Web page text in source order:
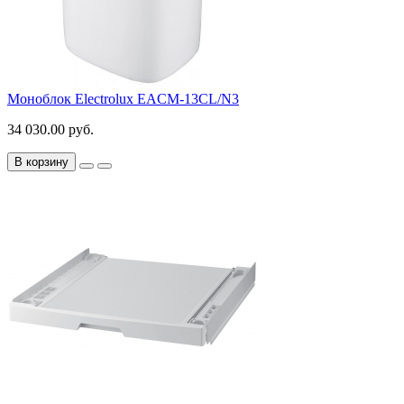
Моноблок Electrolux EACM-13CL/N3
34 030.00 руб.
В корзину